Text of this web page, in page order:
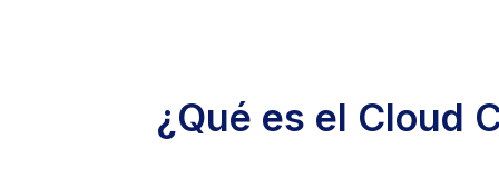
¿Qué es el Cloud